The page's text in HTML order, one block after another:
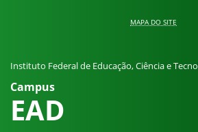
MAPA DO SITE
Instituto Federal de Educação, Ciência e
Campus
EAD